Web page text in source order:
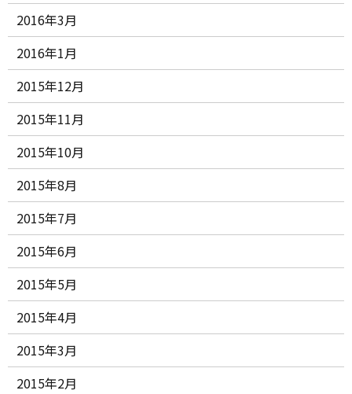
2016年3月
2016年1月
2015年12月
2015年11月
2015年10月
2015年8月
2015年7月
2015年6月
2015年5月
2015年4月
2015年3月
2015年2月